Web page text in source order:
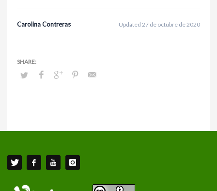
Carolina Contreras Updated 27 de octubre de 2020